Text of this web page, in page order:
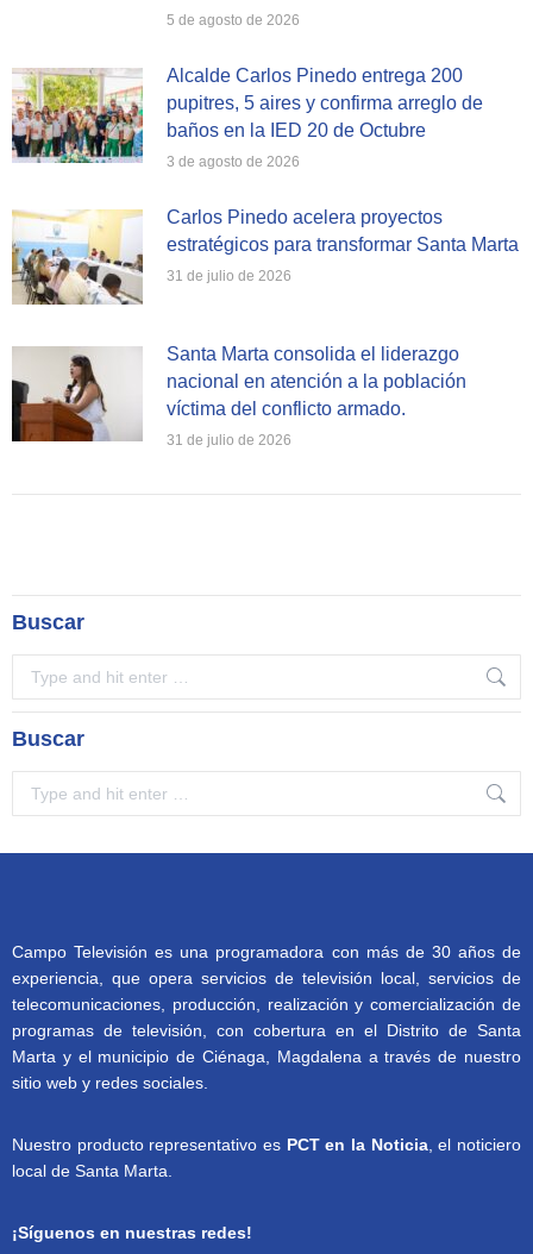
5 de agosto de 2026
Alcalde Carlos Pinedo entrega 200
pupitres, 5 aires y confirma arreglo de
baños en la IED 20 de Octubre
3 de agosto de 2026
Carlos Pinedo acelera proyectos
estratégicos para transformar Santa Marta
31 de julio de 2026
Santa Marta consolida el liderazgo
nacional en atención a la población
víctima del conflicto armado.
31 de julio de 2026
Buscar
Buscar
Campo Televisión es una programadora con más de 30 años de
experiencia, que opera servicios de televisión local, servicios de
telecomunicaciones, producción, realización y comercialización de
programas de televisión, con cobertura en el Distrito de Santa
Marta y el municipio de Ciénaga, Magdalena a través de nuestro
sitio web y redes sociales.
Nuestro producto representativo es PCT en la Noticia, el noticiero
local de Santa Marta.
¡Síguenos en nuestras redes!